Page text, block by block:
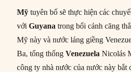
Mỹ tuyên bố sẽ thực hiện các
vớiGuyana trong bối cảnh căng
Mỹ này và nước láng giềng
Ba, tổng thốngVenezuela Nicolás
công ty nhà nước của nước này bắt